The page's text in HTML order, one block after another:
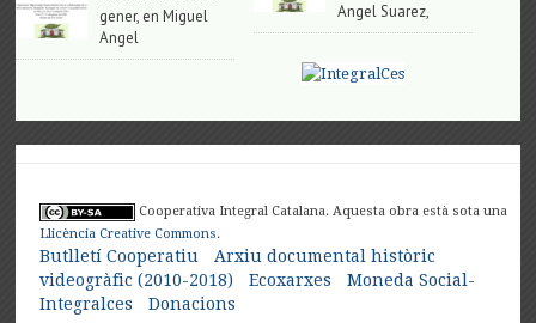
gener, en Miguel
Angel
Angel Suarez,
Cooperativa Integral Catalana. Aquesta obra està sota una
Llicència Creative Commons.
Butlletí Cooperatiu
Arxiu documental històric
videogràfic (2010-2018)
Ecoxarxes
Moneda Social-
Integralces
Donacions